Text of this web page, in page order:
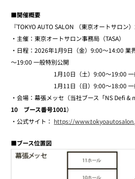
■開催概要
『TOKYO AUTO SALON （東京オートサロン）
・主催：東京オートサロン事務局（TASA）
・日程：2026年1月9日（金）9:00～14:00 業
～19:00 一般特別公開
1月10日（土）9:00～19:00 一
1月11日（日）9:00～18:00 一
・会場：幕張メッセ（当社ブース「NS Defi
10 ブース番号1001）
・公式サイト： https://
■ブース位置図